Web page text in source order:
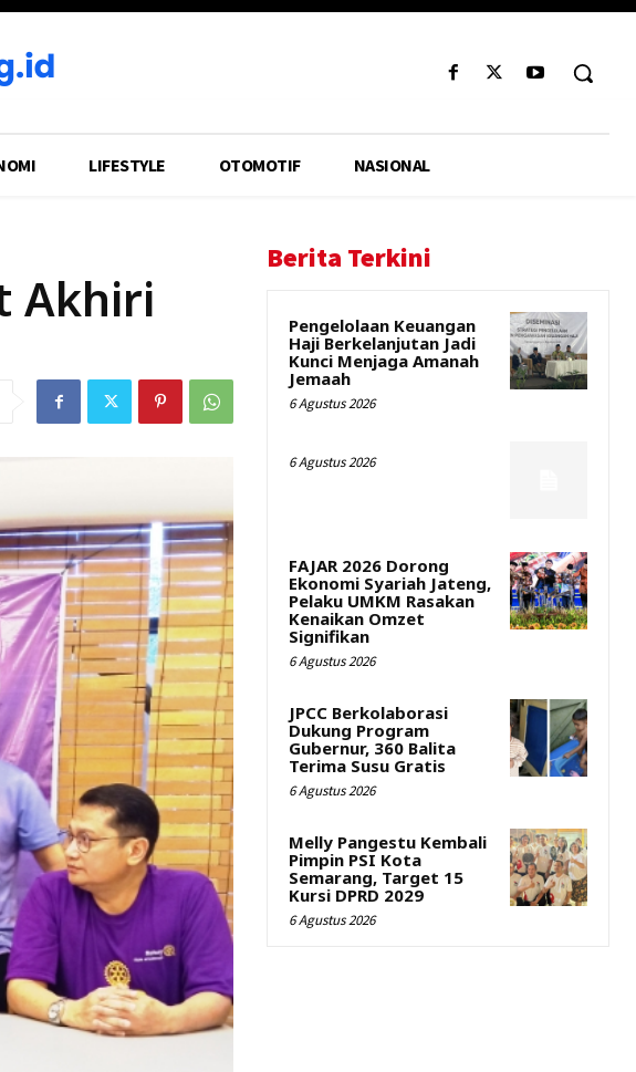
LIFESTYLE OTOMOTIF NASIONAL
Akhiri
Berita Terkini
Pengelolaan Keuangan
Haji Berkelanjutan Jadi
Kunci Menjaga Amanah
Jemaah
6 Agustus 2026
6 Agustus 2026
FAJAR 2026 Dorong
Ekonomi Syariah Jateng,
Pelaku UMKM Rasakan
Kenaikan Omzet
Signifikan
6 Agustus 2026
JPCC Berkolaborasi
Dukung Program
Gubernur, 360 Balita
Terima Susu Gratis
6 Agustus 2026
Melly Pangestu Kembali
Pimpin PSI Kota
Semarang, Target 15
Kursi DPRD 2029
6 Agustus 2026